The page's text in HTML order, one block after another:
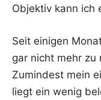
Objek­tiv kann ich
Seit eini­gen
gar nicht mehr zu
Zumin­dest mein
liegt ein wenig